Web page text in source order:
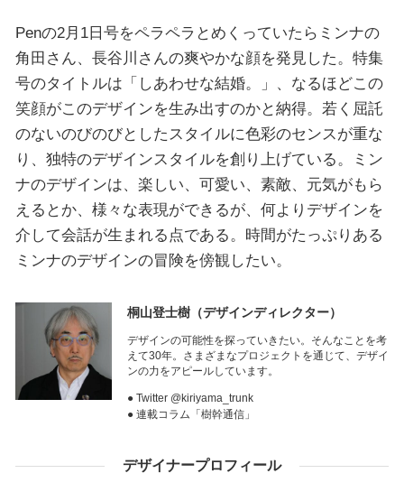
Penの2月1日号をペラペラとめくっていたらミンナの
角田さん、長谷川さんの爽やかな顔を発見した。特集
号のタイトルは「しあわせな結婚。」、なるほどこの
笑顔がこのデザインを生み出すのかと納得。若く屈託
のないのびのびとしたスタイルに色彩のセンスが重な
り、独特のデザインスタイルを創り上げている。ミン
ナのデザインは、楽しい、可愛い、素敵、元気がもら
えるとか、様々な表現ができるが、何よりデザインを
介して会話が生まれる点である。時間がたっぷりある
ミンナのデザインの冒険を傍観したい。
桐山登士樹（デザインディレクター）
デザインの可能性を探っていきたい。そんなことを考
えて30年。さまざまなプロジェクトを通じて、デザイ
ンの力をアピールしています。
● Twitter @kiriyama_trunk
● 連載コラム「樹幹通信」
デザイナープロフィール